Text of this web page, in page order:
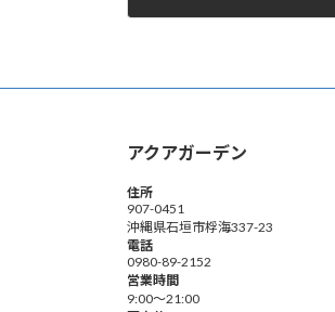
アクアガーデン
住所
907-0451
沖縄県石垣市桴海337-23
電話
0980-89-2152
営業時間
9:00～21:00